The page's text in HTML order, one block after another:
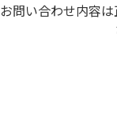
お問い合わせ内容